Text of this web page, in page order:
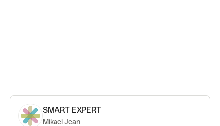
SMART EXPERT
Mikael Jean